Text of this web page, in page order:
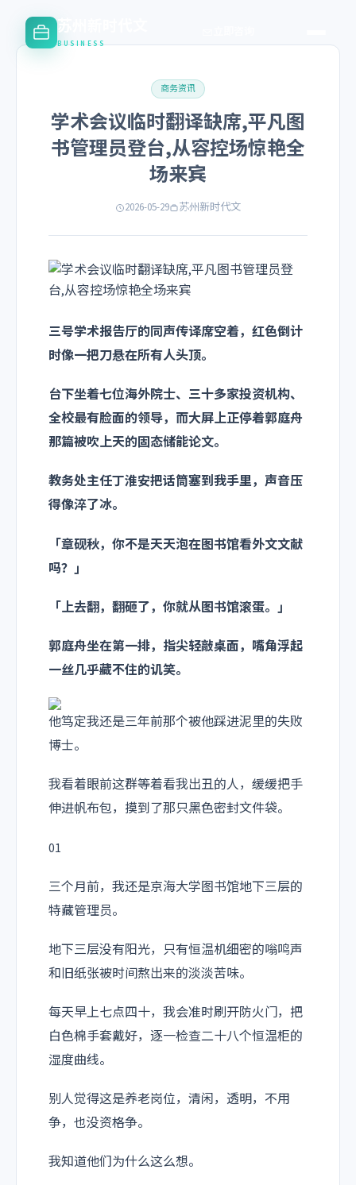
苏州新时代文
BUSINESS
商务资讯
学术会议临时翻译缺席,平凡图
书管理员登台,从容控场惊艳全
场来宾
2026-05-29 苏州新时代文
三号学术报告厅的同声传译席空着，红色倒计
时像一把刀悬在所有人头顶。
台下坐着七位海外院士、三十多家投资机构、
全校最有脸面的领导，而大屏上正停着郭庭舟
那篇被吹上天的固态储能论文。
教务处主任丁淮安把话筒塞到我手里，声音压
得像淬了冰。
「章砚秋，你不是天天泡在图书馆看外文文献
吗？」
「上去翻，翻砸了，你就从图书馆滚蛋。」
郭庭舟坐在第一排，指尖轻敲桌面，嘴角浮起
一丝几乎藏不住的讥笑。
他笃定我还是三年前那个被他踩进泥里的失败
博士。
我看着眼前这群等着看我出丑的人，缓缓把手
伸进帆布包，摸到了那只黑色密封文件袋。
01
三个月前，我还是京海大学图书馆地下三层的
特藏管理员。
地下三层没有阳光，只有恒温机细密的嗡鸣声
和旧纸张被时间熬出来的淡淡苦味。
每天早上七点四十，我会准时刷开防火门，把
白色棉手套戴好，逐一检查二十八个恒温柜的
湿度曲线。
别人觉得这是养老岗位，清闲，透明，不用
争，也没资格争。
我知道他们为什么这么想。